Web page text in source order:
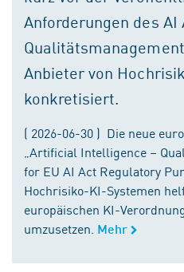
Anforderungen des AI
Anbieter von
konkretisiert.
( 2026-06-30 ) Die neue
„Artificial Intelligence –
for EU AI Act Regulatory
Hochrisiko-KI-Systemen
europäischen KI-
umzusetzen. Mehr